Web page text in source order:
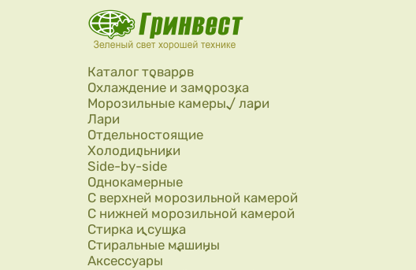
Перейти к основному содержанию
Каталог товаров
Охлаждение и заморозка
Морозильные камеры / лари
Лари
Отдельностоящие
Холодильники
Side-by-side
Однокамерные
С верхней морозильной камерой
С нижней морозильной камерой
Стирка и сушка
Стиральные машины
Аксессуары